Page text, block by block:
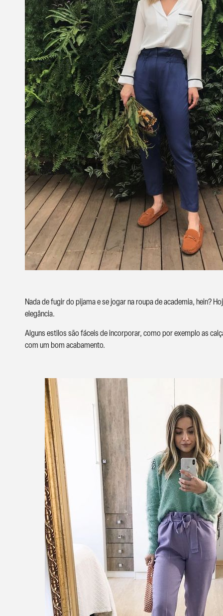
Nada de fugir do pijama e se jogar na roupa de academia, hein?
elegância.
Alguns estilos são fáceis de incorporar, como por exemplo as
com um bom acabamento.